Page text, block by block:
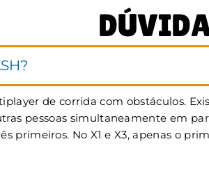
de corrida com obstáculos.
pessoas simultaneamente em
primeiros. No X1 e X3, apenas o